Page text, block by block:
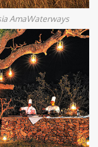
AmaWaterways